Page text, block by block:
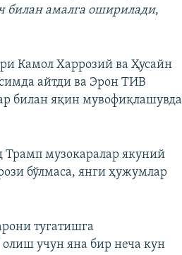
билан амалга оширилади,
Камол Харрозий ва Ҳусайн
айтди ва Эрон ТИВ
билан яқин мувофиқлашувда
музокаралар якуний
бўлмаса, янги ҳужумлар
тугатишга
учун яна бир неча кун